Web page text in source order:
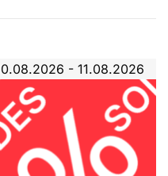
- 11.08.2026